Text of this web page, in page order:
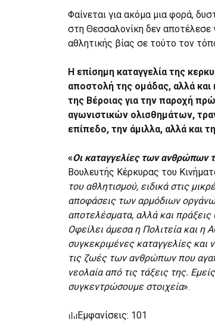
Φαίνεται για ακόμα μια φορά,
στη Θεσσαλονίκη δεν αποτέλεσε
αθλητικής βίας σε τούτο τον
Η επίσημη καταγγελία της
αποστολή της ομάδας, αλλά
της Βέροιας για την παροχή
αγωνιστικών ολισθημάτων,
επίπεδο, την άμιλλα, αλλά και
«Οι καταγγελίες των ανθρώπων
Βουλευτής Κέρκυρας του
του αθλητισμού, ειδικά στις
αποφάσεις των αρμόδιων
αποτελέσματα, αλλά και
Οφείλει άμεσα η Πολιτεία και η
συγκεκριμένες καταγγελίες και
τις ζωές των ανθρώπων που
νεολαία από τις τάξεις της.
συγκεντρώσουμε στοιχεία».
Εμφανίσεις: 101